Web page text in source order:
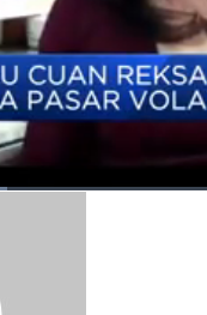
#portofolio investasi